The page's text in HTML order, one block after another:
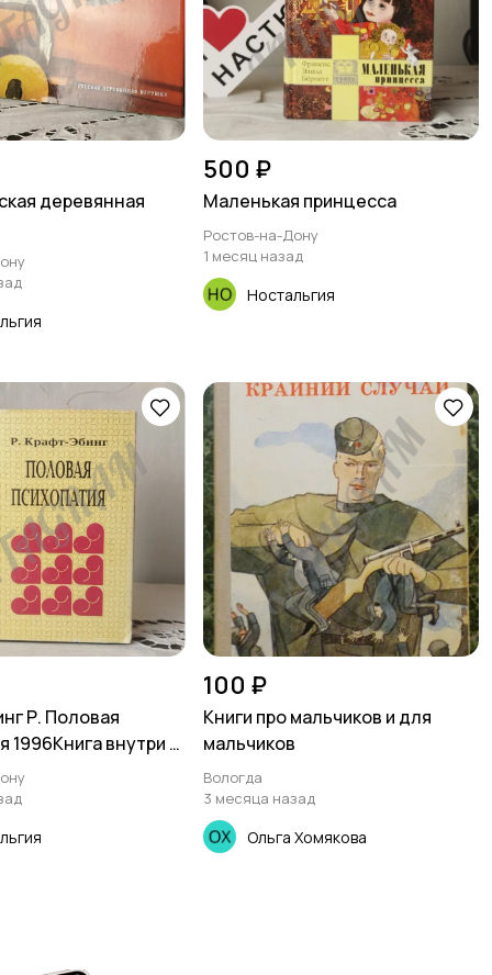
деревянная
500 ₽
Маленькая принцесса
Ростов-на-Дону
1 месяц назад
Ностальгия
Р. Половая
1996Книга внутри в
есть
твёрдой
100 ₽
Книги про мальчиков и для
мальчиков
Вологда
3 месяца назад
Ольга Хомякова